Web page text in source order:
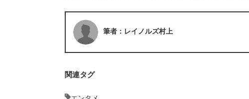
筆者：レイノルズ村上
関連タグ